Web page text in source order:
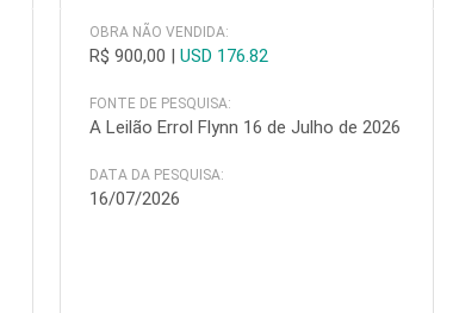
OBRA NÃO VENDIDA:
R$ 900,00 |USD 176.82
FONTE DE PESQUISA:
A Leilão Errol Flynn 16 de Julho de 2026
DATA DA PESQUISA:
16/07/2026